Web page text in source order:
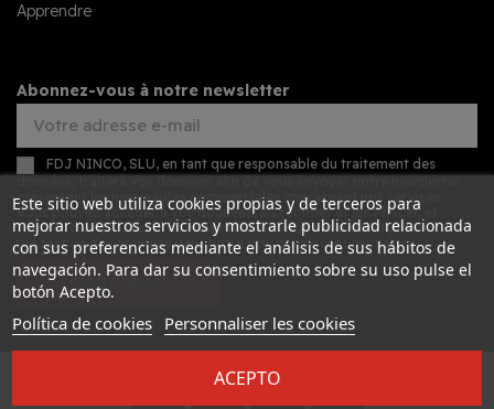
Apprendre
Abonnez-vous à notre newsletter
FDJ NINCO, SLU, en tant que responsable du traitement des
présentant les nouveautés commerciales concernant nos services.
Vous pouvez accéder à vos données, les rectifier et les effacer, et
exercer d'autres droits en consultant les informations détaillées sur la
protection des données dans notre politique de confidentialité.
S’ABONNER
Desarrollado por
Este sitio web utiliza cookies propias y de terceros para
mejorar nuestros servicios y mostrarle publicidad relacionada
con sus preferencias mediante el análisis de sus hábitos de
navegación. Para dar su consentimiento sobre su uso pulse el
botón Acepto.
Política de cookies Personnaliser les cookies
ACEPTO